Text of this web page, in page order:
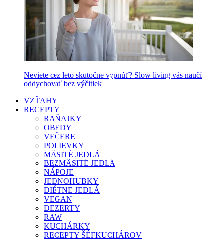
Neviete cez leto skutočne vypnúť? Slow living vás naučí
oddychovať bez výčitiek
VZŤAHY
RECEPTY
RAŇAJKY
OBEDY
VEČERE
POLIEVKY
MÄSITÉ JEDLÁ
BEZMÄSITÉ JEDLÁ
NÁPOJE
JEDNOHUBKY
DIÉTNE JEDLÁ
VEGAN
DEZERTY
RAW
KUCHÁRKY
RECEPTY ŠÉFKUCHÁROV